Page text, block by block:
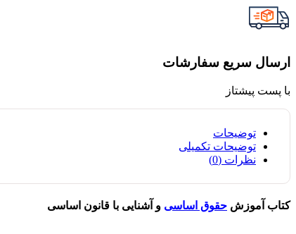
ارسال سریع سفارشات
با پست پیشتاز
توضیحات
توضیحات تکمیلی
نظرات (0)
کتاب آموزش حقوق اساسی و آشنایی با قانون اساسی